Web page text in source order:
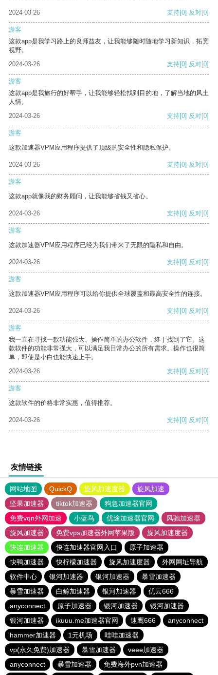
2024-03-26 支持[0] 反对[0]
游客
这款app是我学习路上的良师益友，让我能够随时随地学习新知识，拓宽
视野。
2024-03-26
支持[0] 反对[0]
游客
这款app是我旅行的好帮手，让我能够轻松找到目的地，了解当地的风土
人情。
2024-03-26
支持[0] 反对[0]
游客
这款加速器VPM应用程序提供了顶级的安全性和隐私保护。
2024-03-26 支持[0] 反对[0]
游客
这款app就像我的财务顾问，让我能够省钱又省心。
2024-03-26 支持[0] 反对[0]
游客
这款加速器VPM应用程序已经为我们带来了无限的隐私和自由。
2024-03-26 支持[0] 反对[0]
游客
这款加速器VPM应用程序可以给你提供全球覆盖和最高安全性的连接。
2024-03-26 支持[0] 反对[0]
游客
我一直在寻找一款功能强大、操作简单的办公软件，终于找到了它。这
款软件的功能非常强大，可以满足我日常办公的所有需求。操作也很简
单，即使是小白也能快速上手。
2024-03-26
支持[0] 反对[0]
游客
这款软件的价格非常实惠，值得推荐。
2024-03-26 支持[0] 反对[0]
友情链接
网站地图 QuickQ 旋风加速度器
旋风加速
坚果加速器
tiktok加速器
狗急加速器官网
免费vqn外网加速
小蓝鸟 优途加速器官网
风驰加速器
旋风加速器
免费vps加速器外网苹果版
旋风加速度器
快连加速器
快连加速器官网入口
原子加速器
快鸭加速器
快柠檬加速器 旋风加速度器
外网网址导航
软件中心
银河加速器 银河加速器
暴雪加速器
暴雪加速器
白鲸加速器 银河加速器
优云666
anyconnect
原子加速器 银河加速器
银河加速器
银河加速器
ikuuu.me加速器官网 速鹰666
anyconnect
hammer加速器
1元机场
哇哇加速器
vp(永久免费)加速器
暴雪加速器
veee加速器
anyconnect
暴雪加速器 免费海外pvn加速器